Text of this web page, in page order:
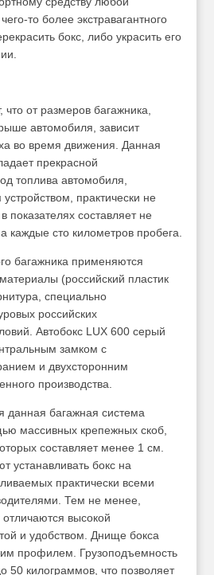
то более экстравагантного
бокс, либо украсить его
что от размеров багажника,
автомобиля, зависит
во время движения. Данная
прекрасной
топлива автомобиля,
практически не
показателях составляет не
каждые сто километров пробега.
багажника применяются
(российский пластик
специально
российских
Автобокс LUX 600 серый
замком с
и двухсторонним
производства.
данная багажная система
массивных крепежных скоб,
составляет менее 1 см.
устанавливать бокс на
практически всеми
Тем не менее,
высокой
и удобством. Днище бокса
профилем. Грузоподъемность
50 килограммов, что позволяет